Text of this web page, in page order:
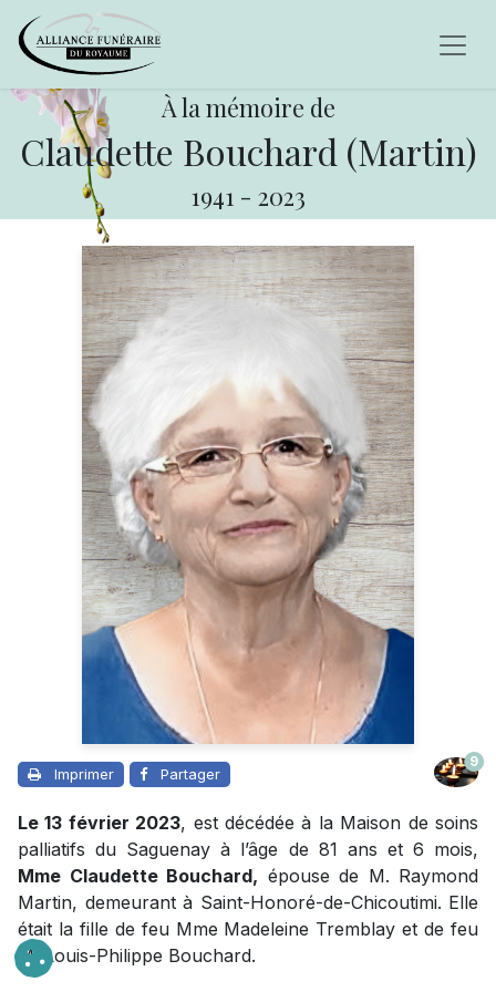
À la mémoire de
Claudette Bouchard (Martin)
1941 - 2023
Imprimer Partager
9
Le 13 février 2023, est décédée à la Maison de soins
palliatifs du Saguenay à l’âge de 81 ans et 6 mois,
Mme Claudette Bouchard, épouse de M. Raymond
Martin, demeurant à Saint-Honoré-de-Chicoutimi. Elle
était la fille de feu Mme Madeleine Tremblay et de feu
M. Louis-Philippe Bouchard.